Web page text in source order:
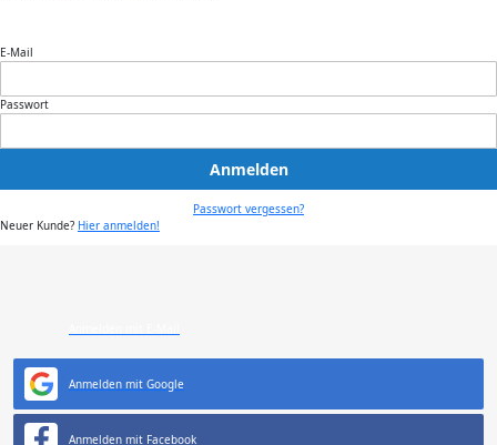
E-Mail
Passwort
Anmelden
Passwort vergessen?
Neuer Kunde? Hier anmelden!
Anmelden mit Google
Anmelden mit Facebook